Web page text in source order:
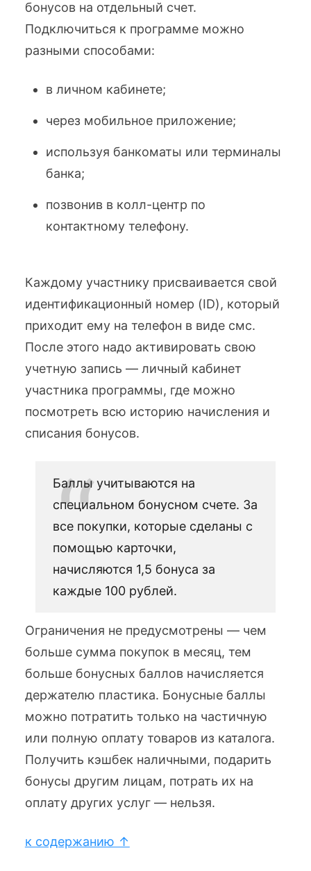
бонусов на отдельный счет.
Подключиться к программе можно
разными способами:
в личном кабинете;
через мобильное приложение;
используя банкоматы или терминалы
банка;
позвонив в колл-центр по
контактному телефону.
Каждому участнику присваивается свой
идентификационный номер (ID), который
приходит ему на телефон в виде смс.
После этого надо активировать свою
учетную запись — личный кабинет
участника программы, где можно
посмотреть всю историю начисления и
списания бонусов.
Баллы учитываются на
специальном бонусном счете. За
все покупки, которые сделаны с
помощью карточки,
начисляются 1,5 бонуса за
каждые 100 рублей.
Ограничения не предусмотрены — чем
больше сумма покупок в месяц, тем
больше бонусных баллов начисляется
держателю пластика. Бонусные баллы
можно потратить только на частичную
или полную оплату товаров из каталога.
Получить кэшбек наличными, подарить
бонусы другим лицам, потрать их на
оплату других услуг — нельзя.
к содержанию ↑